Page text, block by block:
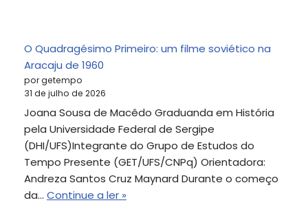
O Quadragésimo Primeiro: um filme soviético na
Aracaju de 1960
por getempo
31 de julho de 2026
Joana Sousa de Macêdo Graduanda em História
pela Universidade Federal de Sergipe
(DHI/UFS)Integrante do Grupo de Estudos do
Tempo Presente (GET/UFS/CNPq) Orientadora:
Andreza Santos Cruz Maynard Durante o começo
da… Continue a ler »